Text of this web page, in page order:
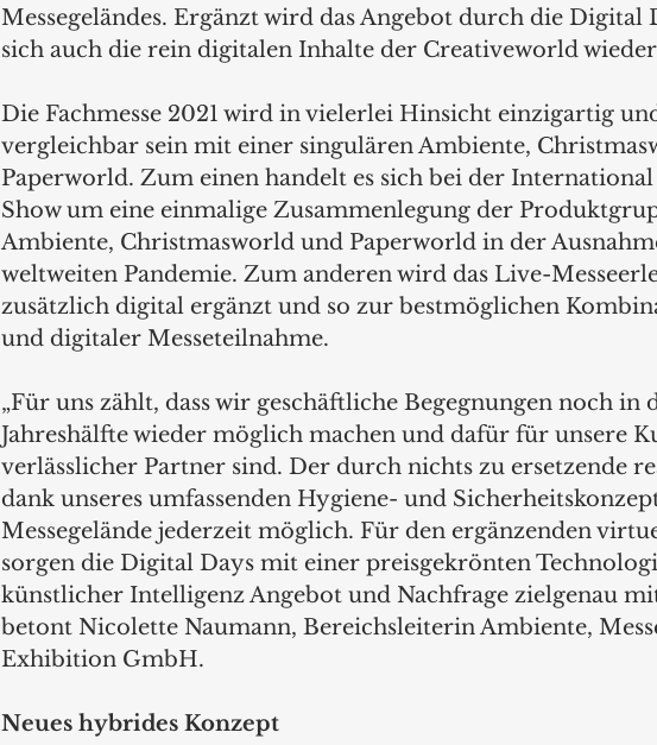
Messegeländes. Ergänzt wird das Angebot durch die Digital
sich auch die rein digitalen Inhalte der Creativeworld
Die Fachmesse 2021 wird in vielerlei Hinsicht einzigartig
vergleichbar sein mit einer singulären Ambiente,
Paperworld. Zum einen handelt es sich bei der
Show um eine einmalige Zusammenlegung der
Ambiente, Christmasworld und Paperworld in der
weltweiten Pandemie. Zum anderen wird das Live-
zusätzlich digital ergänzt und so zur bestmöglichen
und digitaler Messeteilnahme.
„Für uns zählt, dass wir geschäftliche Begegnungen noch in
Jahreshälfte wieder möglich machen und dafür für unsere
verlässlicher Partner sind. Der durch nichts zu ersetzende
dank unseres umfassenden Hygiene- und
Messegelände jederzeit möglich. Für den ergänzenden
sorgen die Digital Days mit einer preisgekrönten
künstlicher Intelligenz Angebot und Nachfrage zielgenau
betont Nicolette Naumann, Bereichsleiterin Ambiente,
Exhibition GmbH.
Neues hybrides Konzept